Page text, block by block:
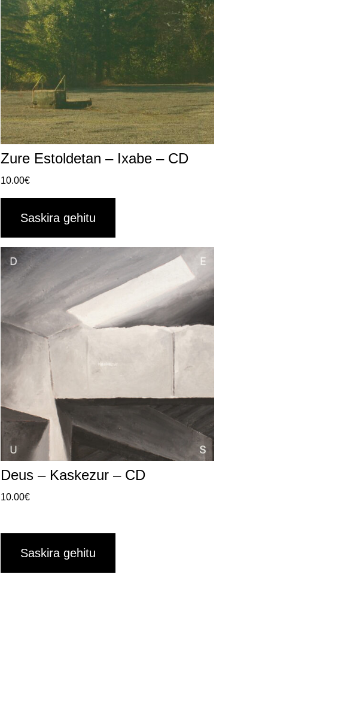
Zure Estoldetan – Ixabe – CD
10.00€
Saskira gehitu
Deus – Kaskezur – CD
10.00€
Saskira gehitu